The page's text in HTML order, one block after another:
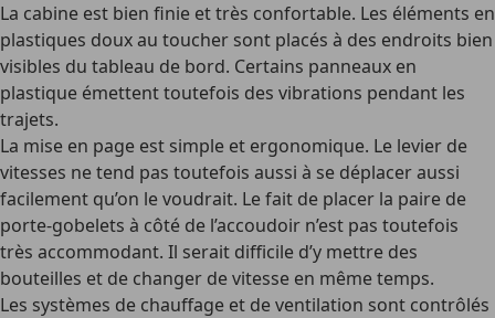
La cabine est bien finie et très confortable. Les éléments en
plastiques doux au toucher sont placés à des endroits bien
visibles du tableau de bord. Certains panneaux en
plastique émettent toutefois des vibrations pendant les
trajets.
La mise en page est simple et ergonomique. Le levier de
vitesses ne tend pas toutefois aussi à se déplacer aussi
facilement qu’on le voudrait. Le fait de placer la paire de
porte-gobelets à côté de l’accoudoir n’est pas toutefois
très accommodant. Il serait difficile d’y mettre des
bouteilles et de changer de vitesse en même temps.
Les systèmes de chauffage et de ventilation sont contrôlés